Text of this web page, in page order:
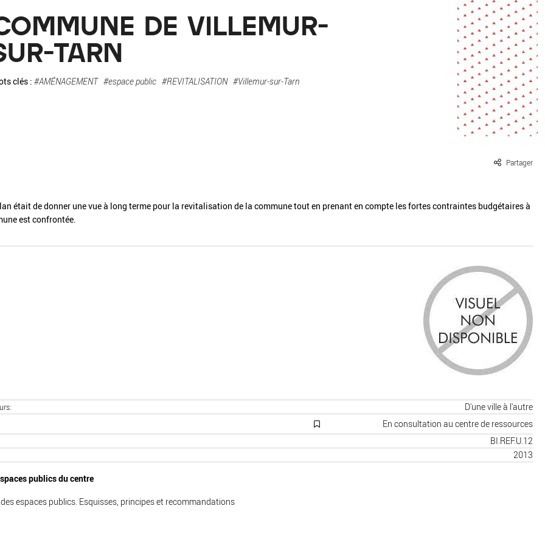
Fiche / Guide Livre Podcast
La pierre
La terre
Fermer la recherche avancée
DE VILLEMUR-
TARN
clés : #AMÉNAGEMENT #espace public #REVITALISATION #Villemur-sur-Tarn
Partager
était de donner une vue à long terme pour la revitalisation de la commune tout en prenant en compte les fortes contraintes budgétaires à
est confrontée.
D'une ville à l'autre
En consultation au centre de ressources
BI.REF.U.12
2013
publics du centre
espaces publics. Esquisses, principes et recommandations